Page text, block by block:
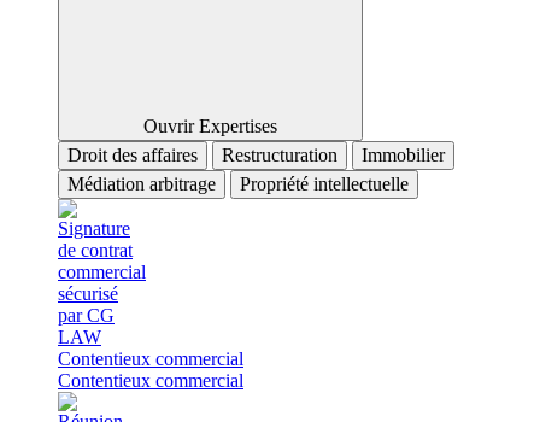
Ouvrir Expertises
Droit des affaires
Restructuration
Immobilier
Médiation arbitrage
Propriété intellectuelle
Contentieux commercial
Contentieux commercial